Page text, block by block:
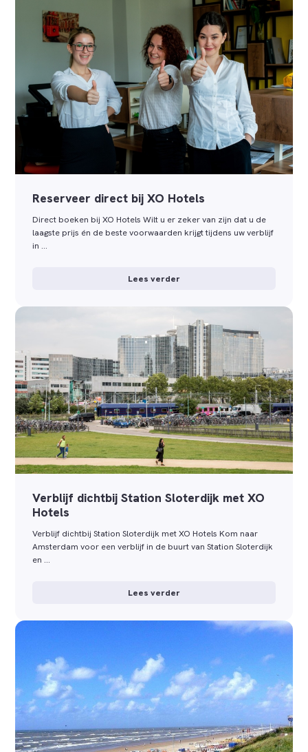
Reserveer direct bij XO Hotels
Direct boeken bij XO Hotels Wilt u er zeker van zijn dat u de
laagste prijs én de beste voorwaarden krijgt tijdens uw verblijf
in …
Lees verder
Verblijf dichtbij Station Sloterdijk met XO
Hotels
Verblijf dichtbij Station Sloterdijk met XO Hotels Kom naar
Amsterdam voor een verblijf in de buurt van Station Sloterdijk
en …
Lees verder